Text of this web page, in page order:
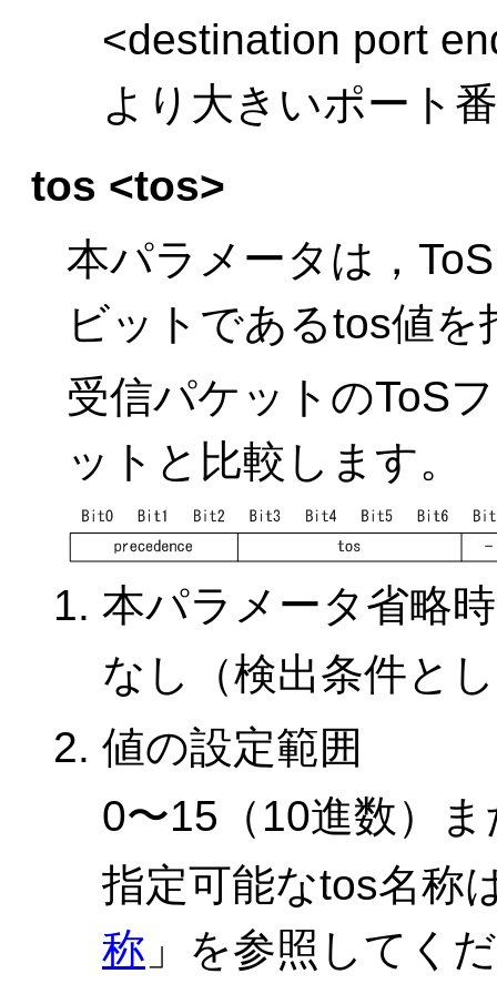
<destination port
より大きいポート
tos <tos>
本パラメータは，
ビットであるtos値を
受信パケットのToS
ットと比較します。
本パラメータ省略
なし（検出条件と
値の設定範囲
0〜15（10進数）
指定可能なtos名称
称 」を参照してく